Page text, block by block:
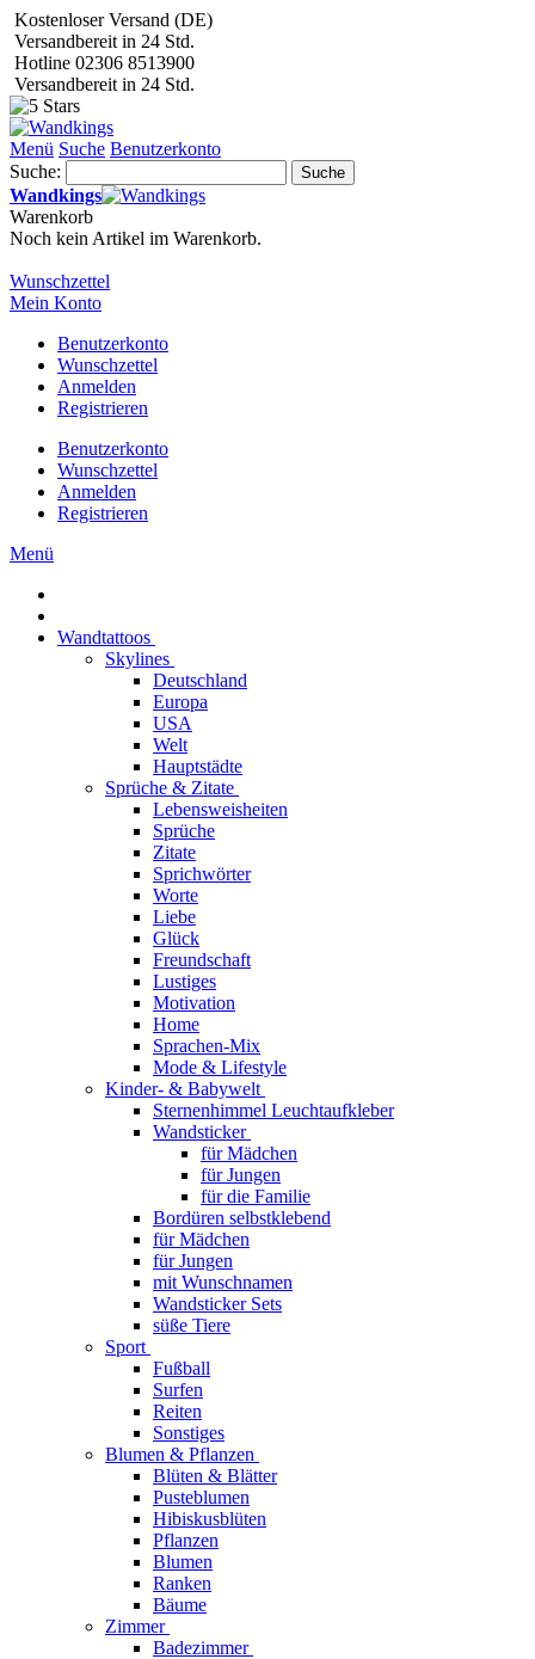
Kostenloser Versand (DE)
Versandbereit in 24 Std.
Hotline 02306 8513900
Versandbereit in 24 Std.
Menü Suche Benutzerkonto
Suche:
Suche
Wandkings
Warenkorb
Noch kein Artikel im Warenkorb.
Wunschzettel
Mein Konto
Benutzerkonto
Wunschzettel
Anmelden
Registrieren
Benutzerkonto
Wunschzettel
Anmelden
Registrieren
Menü
Wandtattoos
Skylines
Deutschland
Europa
USA
Welt
Hauptstädte
Sprüche & Zitate
Lebensweisheiten
Sprüche
Zitate
Sprichwörter
Worte
Liebe
Glück
Freundschaft
Lustiges
Motivation
Home
Sprachen-Mix
Mode & Lifestyle
Kinder- & Babywelt
Sternenhimmel Leuchtaufkleber
Wandsticker
für Mädchen
für Jungen
für die Familie
Bordüren selbstklebend
für Mädchen
für Jungen
mit Wunschnamen
Wandsticker Sets
süße Tiere
Sport
Fußball
Surfen
Reiten
Sonstiges
Blumen & Pflanzen
Blüten & Blätter
Pusteblumen
Hibiskusblüten
Pflanzen
Blumen
Ranken
Bäume
Zimmer
Badezimmer